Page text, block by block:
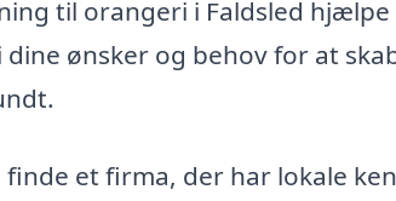
til orangeri i Faldsled
ønsker og behov for at
et firma, der har lokale